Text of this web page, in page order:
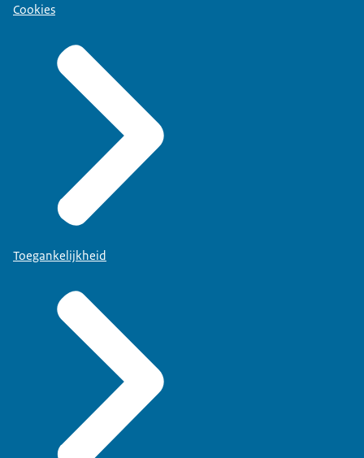
Cookies
Toegankelijkheid